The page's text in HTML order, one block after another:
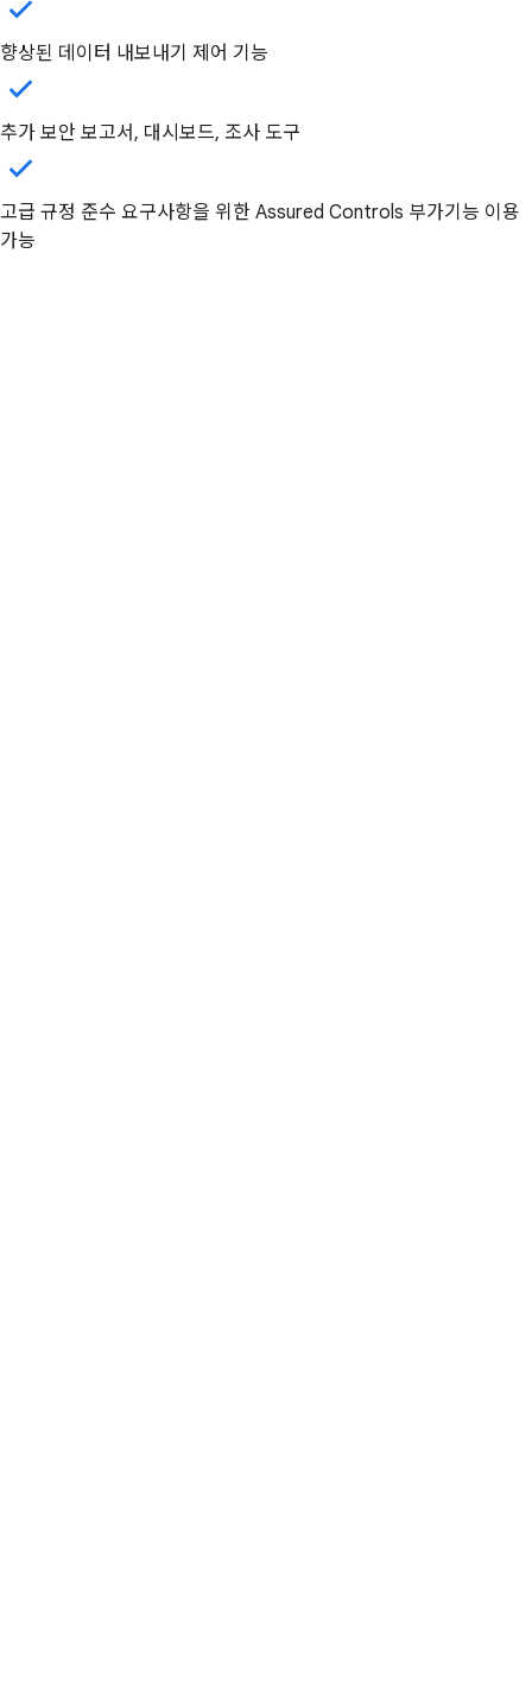
향상된 데이터 내보내기 제어 기능
추가 보안 보고서, 대시보드, 조사 도구
고급 규정 준수 요구사항을 위한 Assured Controls 부가기능 이용
가능